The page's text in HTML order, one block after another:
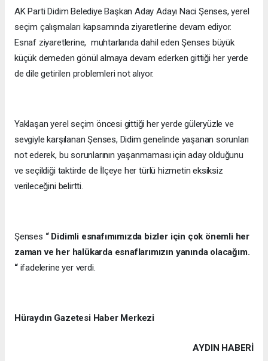
AK Parti Didim Belediye Başkan Aday Adayı Naci Şenses, yerel
seçim çalışmaları kapsamında ziyaretlerine devam ediyor.
Esnaf ziyaretlerine, muhtarlarıda dahil eden Şenses büyük
küçük demeden gönül almaya devam ederken gittiği her yerde
de dile getirilen problemleri not alıyor.
Yaklaşan yerel seçim öncesi gittiği her yerde güleryüzle ve
sevgiyle karşılanan Şenses, Didim genelinde yaşanan sorunları
not ederek, bu sorunlarının yaşanmaması için aday olduğunu
ve seçildiği taktirde de İlçeye her türlü hizmetin eksiksiz
verileceğini belirtti.
Şenses “ Didimli esnafımımızda bizler için çok önemli her
zaman ve her halükarda esnaflarımızın yanında olacağım.
“ifadelerine yer verdi.
Hüraydın Gazetesi Haber Merkezi
AYDIN HABERİ